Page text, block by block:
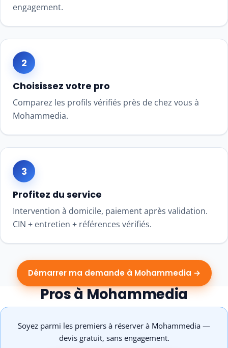
engagement.
2
Choisissez votre pro
Comparez les profils vérifiés près de chez vous à
Mohammedia.
3
Profitez du service
Intervention à domicile, paiement après validation.
CIN + entretien + références vérifiés.
Démarrer ma demande à Mohammedia →
Pros à Mohammedia
Soyez parmi les premiers à réserver à Mohammedia —
devis gratuit, sans engagement.